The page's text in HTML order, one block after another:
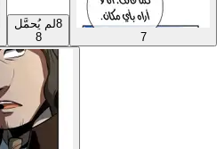
لم يُحمَّل